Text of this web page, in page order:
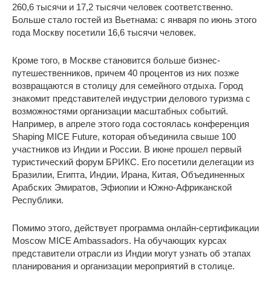
260,6 тысячи и 17,2 тысячи человек соответственно.
Больше стало гостей из Вьетнама: с января по июнь этого
года Москву посетили 16,6 тысячи человек.
Кроме того, в Москве становится больше бизнес-
путешественников, причем 40 процентов из них позже
возвращаются в столицу для семейного отдыха. Город
знакомит представителей индустрии делового туризма с
возможностями организации масштабных событий.
Например, в апреле этого года состоялась конференция
Shaping MICE Future, которая объединила свыше 100
участников из Индии и России. В июне прошел первый
туристический форум БРИКС. Его посетили делегации из
Бразилии, Египта, Индии, Ирана, Китая, Объединенных
Арабских Эмиратов, Эфиопии и Южно-Африканской
Республики.
Помимо этого, действует программа онлайн-сертификации
Moscow MICE Ambassadors. На обучающих курсах
представители отрасли из Индии могут узнать об этапах
планирования и организации мероприятий в столице.